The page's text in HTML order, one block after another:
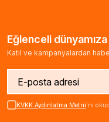
Eğlenceli dünyamıza
Katıl ve kampanyalardan
KVKK Aydınlatma Metni'ni